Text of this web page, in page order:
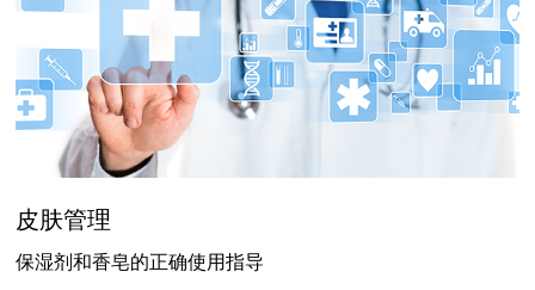
皮肤管理
保湿剂和香皂的正确使用指导